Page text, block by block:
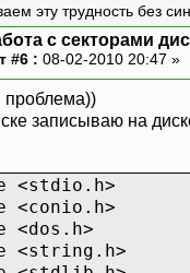
i<100; i++)
fprintf (fil,
эту трудность без
с секторами
#6 : 08-02-2010 20:47 »
проблема))
записываю на
<stdio.h>
<conio.h>
<dos.h>
<string.h>